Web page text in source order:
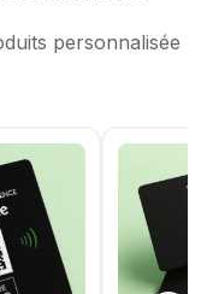
personnalisée